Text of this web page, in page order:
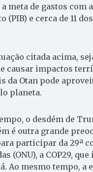
meta de gastos com
(PIB) e cerca de 11
citada acima,
causar impactos
da Otan pode
planeta.
o desdém de
é outra grande
participar da 29ª
(ONU), a COP29,
Ao mesmo tempo, a